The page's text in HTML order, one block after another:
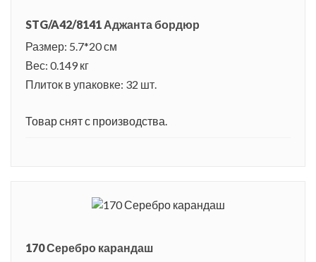
STG/A42/8141 Аджанта бордюр
Размер: 5.7*20 см
Вес: 0.149 кг
Плиток в упаковке: 32 шт.
Товар снят с производства.
170 Серебро карандаш